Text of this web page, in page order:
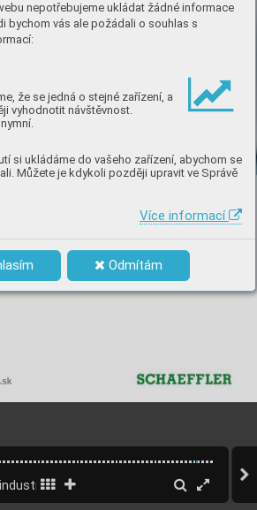
nepotřebujeme ukládat žádné informace
bychom vás ale požádali o souhlas s
že se jedná o stejné zařízení, a
vyhodnotit návštěvnost.
si ukládáme do vašeho zařízení, abychom se
Můžete je kdykoli později upravit ve Správě
Více informací
Odmítám
4.0 63